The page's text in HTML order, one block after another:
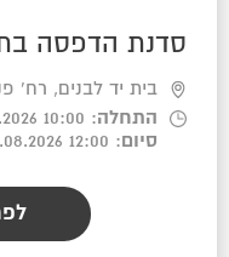
סדנת הדפסה בתלת
בית יד לבנים, רח' פנקס 63
התחלה: 10:00 20.08.2026
סיום : 12:00 20.08.2026